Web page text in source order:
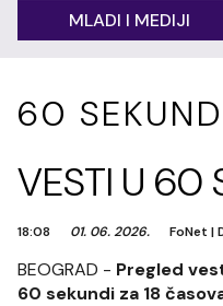
MLADI I MEDIJI
60
VESTI U 60
18:08 01. 06. 2026. FoNet |
BEOGRAD - Pregled
60 sekundi za 18